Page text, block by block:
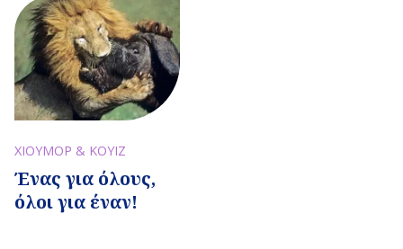
ΧΙΟΥΜΟΡ & ΚΟΥΙΖ
Ένας για όλους,
όλοι για έναν!